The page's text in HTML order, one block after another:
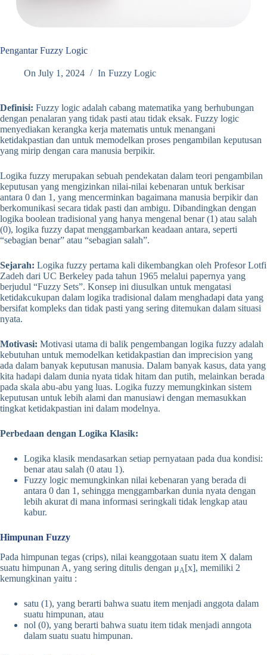
Pengantar Fuzzy Logic
On July 1, 2024 In Fuzzy Logic
Definisi: Fuzzy logic adalah cabang matematika yang berhubungan
dengan penalaran yang tidak pasti atau tidak eksak. Fuzzy logic
menyediakan kerangka kerja matematis untuk menangani
ketidakpastian dan untuk memodelkan proses pengambilan keputusan
yang mirip dengan cara manusia berpikir.
Logika fuzzy merupakan sebuah pendekatan dalam teori pengambilan
keputusan yang mengizinkan nilai-nilai kebenaran untuk berkisar
antara 0 dan 1, yang mencerminkan bagaimana manusia berpikir dan
berkomunikasi secara tidak pasti dan ambigu. Dibandingkan dengan
logika boolean tradisional yang hanya mengenal benar (1) atau salah
(0), logika fuzzy dapat menggambarkan keadaan antara, seperti
“sebagian benar” atau “sebagian salah”.
Sejarah: Logika fuzzy pertama kali dikembangkan oleh Profesor Lotfi
Zadeh dari UC Berkeley pada tahun 1965 melalui papernya yang
berjudul “Fuzzy Sets”. Konsep ini diusulkan untuk mengatasi
ketidakcukupan dalam logika tradisional dalam menghadapi data yang
bersifat kompleks dan tidak pasti yang sering ditemukan dalam situasi
nyata.
Motivasi: Motivasi utama di balik pengembangan logika fuzzy adalah
kebutuhan untuk memodelkan ketidakpastian dan imprecision yang
ada dalam banyak keputusan manusia. Dalam banyak kasus, data yang
kita hadapi dalam dunia nyata tidak hitam dan putih, melainkan berada
pada skala abu-abu yang luas. Logika fuzzy memungkinkan sistem
keputusan untuk lebih alami dan manusiawi dengan memasukkan
tingkat ketidakpastian ini dalam modelnya.
Perbedaan dengan Logika Klasik:
Logika klasik mendasarkan setiap pernyataan pada dua kondisi:
benar atau salah (0 atau 1).
Fuzzy logic memungkinkan nilai kebenaran yang berada di
antara 0 dan 1, sehingga menggambarkan dunia nyata dengan
lebih akurat di mana informasi seringkali tidak lengkap atau
kabur.
Himpunan Fuzzy
Pada himpunan tegas (crips), nilai keanggotaan suatu item X dalam
suatu himpunan A, yang sering ditulis dengan μA[x], memiliki 2
kemungkinan yaitu :
satu (1), yang berarti bahwa suatu item menjadi anggota dalam
suatu himpunan, atau
nol (0), yang berarti bahwa suatu item tidak menjadi anngota
dalam suatu suatu himpunan.